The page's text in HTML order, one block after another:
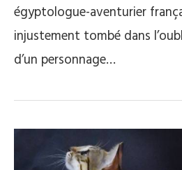
égyptologue-aventurier
injustement tombé dans
d’un personnage…